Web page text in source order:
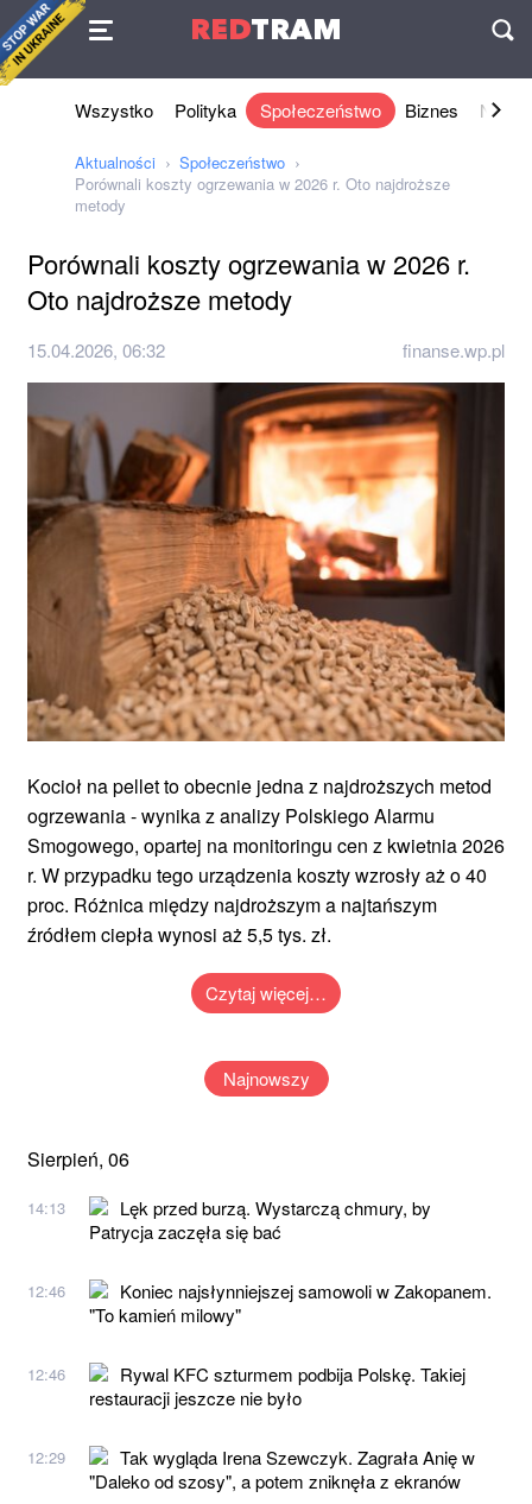
REDTRAM
Umowa
Wszystko Polityka Społeczeństwo Biznes Nauki
Aktualności
Społeczeństwo
Porównali koszty ogrzewania w 2026 r. Oto najdroższe
metody
Porównali koszty ogrzewania w 2026 r.
Oto najdroższe metody
15.04.2026, 06:32 finanse.wp.pl
Kocioł na pellet to obecnie jedna z najdroższych metod
ogrzewania - wynika z analizy Polskiego Alarmu
Smogowego, opartej na monitoringu cen z kwietnia 2026
r. W przypadku tego urządzenia koszty wzrosły aż o 40
proc. Różnica między najdroższym a najtańszym
źródłem ciepła wynosi aż 5,5 tys. zł.
Czytaj więcej…
Najnowszy
Sierpień, 06
14:13
Lęk przed burzą. Wystarczą chmury, by
Patrycja zaczęła się bać
12:46
Koniec najsłynniejszej samowoli w Zakopanem.
"To kamień milowy"
12:46
Rywal KFC szturmem podbija Polskę. Takiej
restauracji jeszcze nie było
12:29
Tak wygląda Irena Szewczyk. Zagrała Anię w
"Daleko od szosy", a potem zniknęła z ekranów